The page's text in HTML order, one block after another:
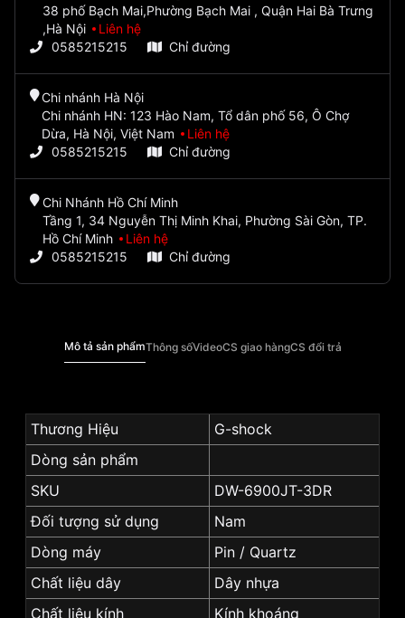
38 phố Bạch Mai,Phường Bạch Mai , Quận Hai Bà Trưng
,Hà Nội
Liên hệ
0585215215
Chỉ đường
Chi nhánh Hà Nội
Chi nhánh HN: 123 Hào Nam, Tổ dân phố 56, Ô Chợ
Dừa, Hà Nội, Việt Nam
Liên hệ
0585215215
Chỉ đường
Chi Nhánh Hồ Chí Minh
Tầng 1, 34 Nguyễn Thị Minh Khai, Phường Sài Gòn, TP.
Hồ Chí Minh
Liên hệ
0585215215
Chỉ đường
Mô tả sản phẩmThông sốVideoCS giao hàngCS đổi trả
Thương Hiệu
G-shock
Dòng sản phẩm
SKU
DW-6900JT-3DR
Đối tượng sử dụng
Nam
Dòng máy
Pin / Quartz
Chất liệu dây
Dây nhựa
Chất liệu kính
Kính khoáng